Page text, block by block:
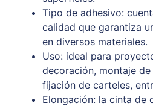
Tipo de adhesivo:
calidad que garantiza
en diversos materiales.
Uso: ideal para
decoración, montaje
fijación de carteles,
Elongación: la cinta de